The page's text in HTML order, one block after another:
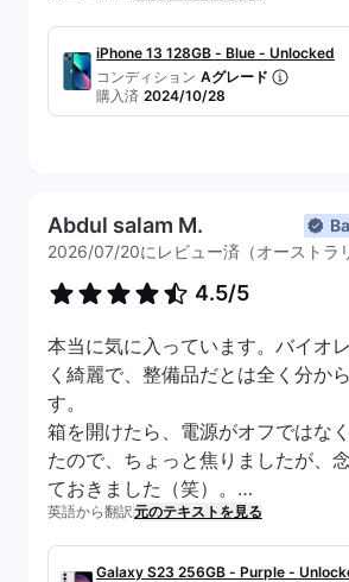
iPhone 13 128GB - Blue - Unlocked
コンディション Aグレード
購入済 2024/10/28
Abdul salam M.
2026/07/20にレビュー済（オーストラ
4.5/5
本当に気に入っています。バイオ
く綺麗で、整備品だとは全く分か
す。
箱を開けたら、電源がオフではな
たので、ちょっと焦りましたが、
ておきました（笑）。
全体的に大満足です！
英語から翻訳元のテキストを見る
Galaxy S23 256GB - Purple -